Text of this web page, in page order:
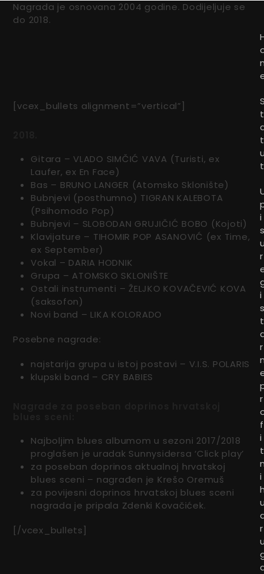
Nagrada je osnovana 2004 godine. Dodijeljuje se
do 2018.
[vcex_bullets alignment=”vertical”]
Gitara – VLADO SIMČIĆ VAVA (Turisti, ex
Laufer, ex En Face)
Bas – BRUNO LANGER (Atomsko Sklonište)
Bubnjevi (posthumno) TIGRAN KALEBOTA
(Psihomodo Pop)
Bubnjevi – SLOBODAN GRUJIČIĆ BOBO (Kojoti)
Klavijature – TIHOMIR POP ASANOVIĆ (ex Time,
ex September)
Vokal – DARIA HODNIK
Grupa – ATOMSKO SKLONIŠTE
Ostali instrumenti – ŽELJKO KOVAČEVIĆ KOVA
(saksofon)
Novi band – LIKA KOLORADO
Posebne nagrade:
najstarija grupa u istoj postavi – V.I.S. POLARIS
klupski band – CRY BABIES
Najboljim blues albumom u sezoni 2017/2018
proglašen je uradak Sunnysidersa ‘Click play’
za poseban doprinos aktualnoj hrvatskoj
blues sceni – nagrađen je Krešo Oremuš
za povijesni doprinos hrvatskoj blues sceni
nagrada je pripala Zdenki Kovačićek.
[/vcex_bullets]
t
t
t
i
r
i
t
r
r
f
i
t
i
r